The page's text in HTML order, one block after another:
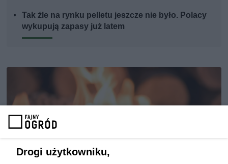
Tak źle na rynku pelletu jeszcze nie było. Polacy
wykupują zapasy już latem
Drogi użytkowniku,